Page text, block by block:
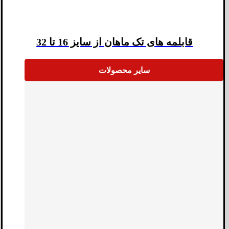
قابلمه های تک ماهان از سایز 16 تا 32
سایر محصولات